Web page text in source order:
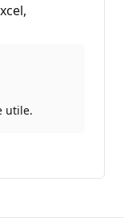
utile.